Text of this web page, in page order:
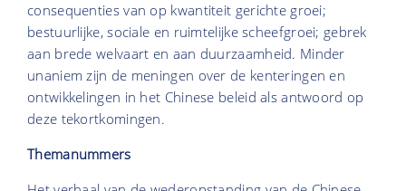
consequenties van op kwantiteit gerichte groei;
bestuurlijke, sociale en ruimtelijke scheefgroei; gebrek
aan brede welvaart en aan duurzaamheid. Minder
unaniem zijn de meningen over de kenteringen en
ontwikkelingen in het Chinese beleid als antwoord op
deze tekortkomingen.
Themanummers